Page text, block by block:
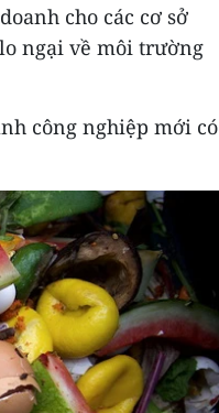
cho các cơ sở
ngại về môi trường
công nghiệp mới có